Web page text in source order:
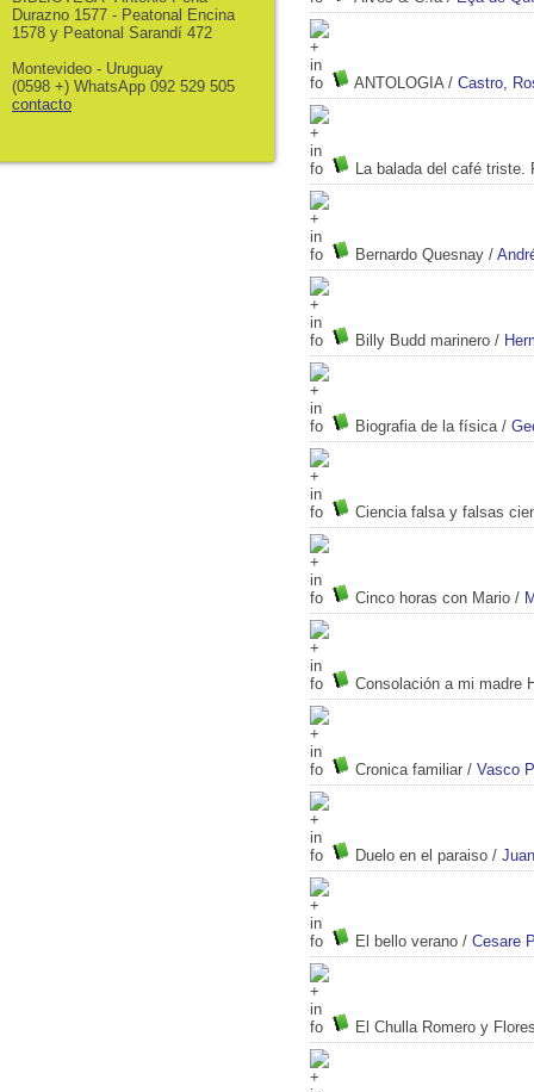
ANTOLOGIA / Castro,
La balada del café triste.
Bernardo Quesnay /
Billy Budd marinero /
Biografia de la física /
Ciencia falsa y falsas
Cinco horas con Mario /
Consolación a mi madre
Cronica familiar / Vasco
Duelo en el paraiso /
El bello verano / Cesare
El Chulla Romero y
Durazno 1577 - Peatonal Encina
1578 y Peatonal Sarandí 472
Montevideo - Uruguay
(0598 +) WhatsApp 092 529 505
contacto